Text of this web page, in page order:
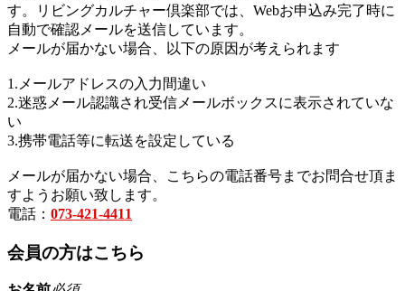
す。リビングカルチャー倶楽部では、Webお申込み完了時に
自動で確認メールを送信しています。
メールが届かない場合、以下の原因が考えられます
1.メールアドレスの入力間違い
2.迷惑メール認識され受信メールボックスに表示されていな
い
3.携帯電話等に転送を設定している
メールが届かない場合、こちらの電話番号までお問合せ頂ま
すようお願い致します。
電話： 073-421-4411
会員の方はこちら